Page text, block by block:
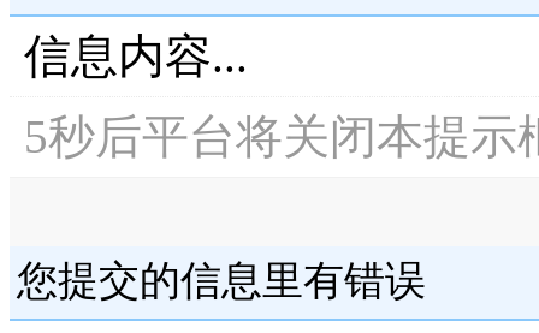
信息内容...
5秒后平台将关闭本提示
您提交的信息里有错误